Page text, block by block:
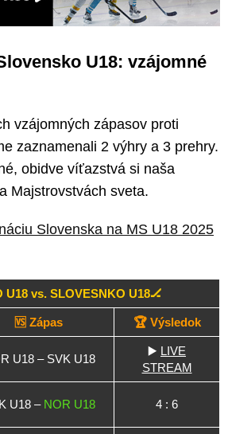
U18: vzájomné
vzájomných zápasov proti
zaznamenali 2 výhry a 3 prehry.
obidve víťazstvá si naša
Majstrovstvách sveta.
Slovenska na MS U18 2025
U18 vs. SLOVESNKO U18🏒
🆚 Zápas 🏆 Výsledok
U18 – SVK U18
▶️ LIVE
STREAM
U18 – NOR U18 4 : 6